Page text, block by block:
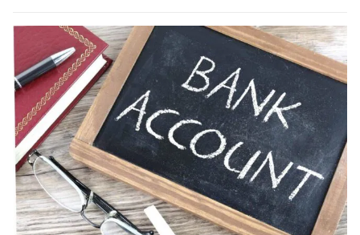
sulle criptovalute: […]